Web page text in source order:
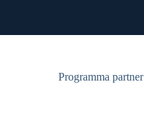
Programma partner